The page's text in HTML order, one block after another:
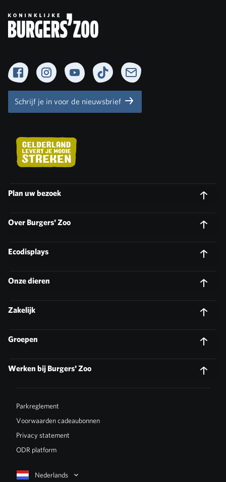
FacebookInstagramYouTubeTikTok Newsletter
Schrijf je in voor de nieuwsbrief
Plan uw bezoek
Over Burgers' Zoo
Ecodisplays
Onze dieren
Zakelijk
Groepen
Werken bij Burgers' Zoo
Nederlands
Parkreglement
Voorwaarden cadeaubonnen
Privacy statement
ODR platform